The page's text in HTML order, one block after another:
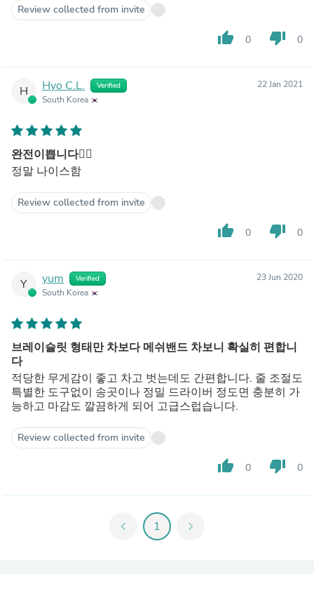
Review collected from invite
thumb_up 0 thumb_down 0
H Hyo C.L. Verified
South Korea
22 Jan 2021
완전이쁩니다👍🏻
정말 나이스함
Review collected from invite
thumb_up 0 thumb_down 0
Y yum Verified
South Korea
23 Jun 2020
브레이슬릿 형태만 차보다 메쉬밴드 차보니 확실히 편합니
다
적당한 무게감이 좋고 차고 벗는데도 간편합니다. 줄 조절도
특별한 도구없이 송곳이나 정밀 드라이버 정도면 충분히 가
능하고 마감도 깔끔하게 되어 고급스럽습니다.
Review collected from invite
thumb_up 0 thumb_down 0
chevron_left 1 chevron_right